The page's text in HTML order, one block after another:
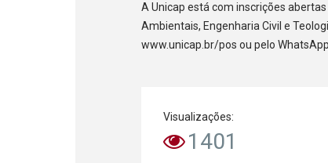
A Unicap está com inscrições
Ambientais, Engenharia Civil e
www.unicap.br/pos ou pelo
Visualizações:
1401